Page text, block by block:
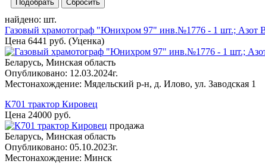
Подобрать Сбросить
найдено: шт.
Газовый храмотограф "Юнихром 97" инв.№1776 - 1 шт.; Азот
Цена 6441 руб. (Уценка)
Беларусь, Минская область
Опубликовано: 12.03.2024г.
Местонахождение: Мядельский р-н, д. Илово, ул. Заводская 1
К701 трактор Кировец
Цена 24000 руб.
продажа
Беларусь, Минская область
Опубликовано: 05.10.2023г.
Местонахождение: Минск